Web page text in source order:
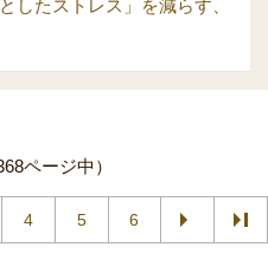
したストレス」を減らす、
ページ中）
4 5 6